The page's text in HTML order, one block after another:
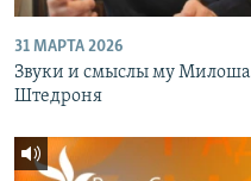
31 МАРТА 2026
Звуки и смыслы му Милоша
Штедроня